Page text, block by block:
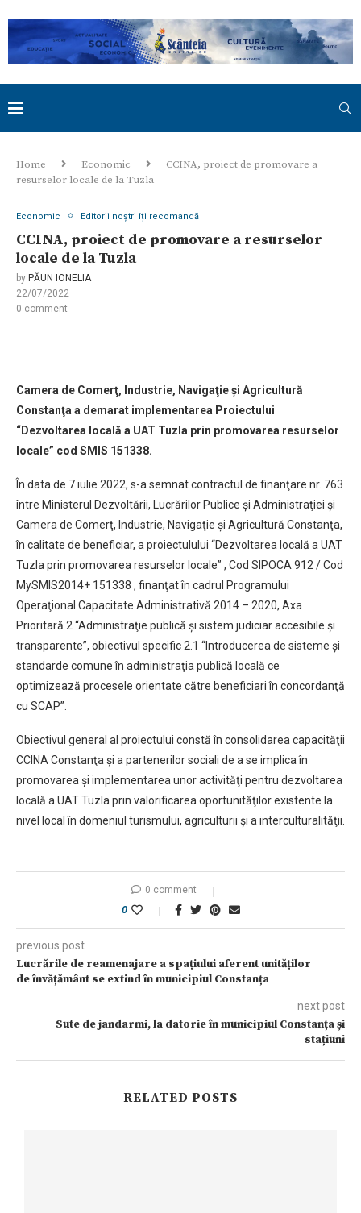
Home Economic
CCINA, proiect de promovare a
resurselor locale de la Tuzla
Economic Editorii noștri îți recomandă
CCINA, proiect de promovare a resurselor
locale de la Tuzla
by PĂUN IONELIA
22/07/2022
0 comment
Camera de Comerţ, Industrie, Navigaţie şi Agricultură
Constanţa a demarat implementarea Proiectului
“Dezvoltarea locală a UAT Tuzla prin promovarea resurselor
locale” cod SMIS 151338.
În data de 7 iulie 2022, s-a semnat contractul de finanţare nr. 763
între Ministerul Dezvoltării, Lucrărilor Publice şi Administraţiei şi
Camera de Comerţ, Industrie, Navigaţie şi Agricultură Constanţa,
în calitate de beneficiar, a proiectulului “Dezvoltarea locală a UAT
Tuzla prin promovarea resurselor locale” , Cod SIPOCA 912 / Cod
MySMIS2014+ 151338 , finanţat în cadrul Programului
Operaţional Capacitate Administrativă 2014 – 2020, Axa
Prioritară 2 “Administraţie publică şi sistem judiciar accesibile şi
transparente”, obiectivul specific 2.1 “Introducerea de sisteme şi
standarde comune în administraţia publică locală ce
optimizează procesele orientate către beneficiari în concordanţă
cu SCAP”.
Obiectivul general al proiectului constă în consolidarea capacităţii
CCINA Constanţa şi a partenerilor sociali de a se implica în
promovarea şi implementarea unor activităţi pentru dezvoltarea
locală a UAT Tuzla prin valorificarea oportunităţilor existente la
nivel local în domeniul turismului, agriculturii şi a interculturalităţii.
0 comment
0
previous post
Lucrările de reamenajare a spațiului aferent unităților
de învățământ se extind în municipiul Constanța
next post
Sute de jandarmi, la datorie în municipiul Constanța și
stațiuni
RELATED POSTS